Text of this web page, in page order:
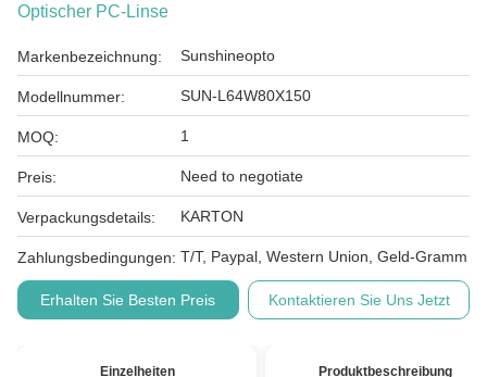
Optischer PC-Linse
Markenbezeichnung: Sunshineopto
Modellnummer: SUN-L64W80X150
MOQ: 1
Preis: Need to negotiate
Verpackungsdetails: KARTON
Zahlungsbedingungen: T/T, Paypal, Western Union, Geld-Gramm
Erhalten Sie Besten Preis Kontaktieren Sie Uns Jetzt
Einzelheiten Produktbeschreibung